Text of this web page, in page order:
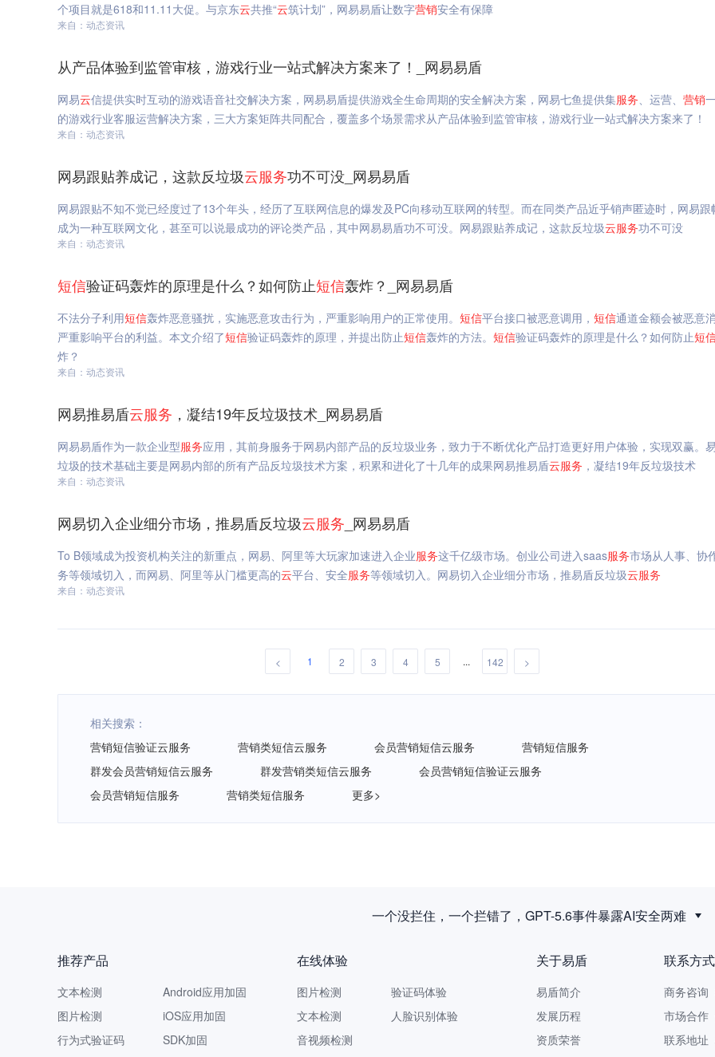
个项目就是618和11.11大促。与京东云共推“云筑计划”，网易易盾让数字营销安全有保障
来自：动态资讯
从产品体验到监管审核，游戏行业一站式解决方案来了！_网易易盾
网易云信提供实时互动的游戏语音社交解决方案，网易易盾提供游戏全生命周期的安全解决方案，网易七鱼提供集服务、运营、 营销
的游戏行业客服运营解决方案，三大方案矩阵共同配合，覆盖多个场景需求从产品体验到监管审核，游戏行业一站式解决方案来了！
来自：动态资讯
网易跟贴养成记，这款反垃圾云服务功不可没_网易易盾
网易跟贴不知不觉已经度过了13个年头，经历了互联网信息的爆发及PC向移动互联网的转型。而在同类产品近乎销声匿迹时，网易跟
成为一种互联网文化，甚至可以说最成功的评论类产品，其中网易易盾功不可没。网易跟贴养成记，这款反垃圾云服务功不可没
来自：动态资讯
短信验证码轰炸的原理是什么？如何防止短信轰炸？_网易易盾
不法分子利用短信轰炸恶意骚扰，实施恶意攻击行为，严重影响用户的正常使用。 短信平台接口被恶意调用， 短信通道金额会被恶意
严重影响平台的利益。本文介绍了短信验证码轰炸的原理，并提出防止短信轰炸的方法。 短信验证码轰炸的原理是什么？如何防止短
炸？
来自：动态资讯
网易推易盾云服务 ，凝结19年反垃圾技术_网易易盾
网易易盾作为一款企业型服务应用，其前身服务于网易内部产品的反垃圾业务，致力于不断优化产品打造更好用户体验，实现双赢。
垃圾的技术基础主要是网易内部的所有产品反垃圾技术方案，积累和进化了十几年的成果网易推易盾云服务 ，凝结19年反垃圾技术
来自：动态资讯
网易切入企业细分市场，推易盾反垃圾云服务 _网易易盾
To B领域成为投资机构关注的新重点，网易、阿里等大玩家加速进入企业服务这千亿级市场。创业公司进入saas服务市场从人事、协
务等领域切入，而网易、阿里等从门槛更高的云平台、安全服务等领域切入。网易切入企业细分市场，推易盾反垃圾云服务
来自：动态资讯
< 1 2 3 4 5 ... 142 >
相关搜索：
营销短信验证云服务
营销类短信云服务 会员营销短信云服务
营销短信服务
群发会员营销短信云服务
群发营销类短信云服务
会员营销短信验证云服务
会员营销短信服务
营销类短信服务 更多>
推荐产品
文本检测
图片检测
行为式验证码
Android应用加固
iOS应用加固
SDK加固
在线体验
图片检测
文本检测
音视频检测
验证码体验
人脸识别体验
关于易盾
易盾简介
发展历程
资质荣誉
联系方式
商务咨询
市场合作
联系地址